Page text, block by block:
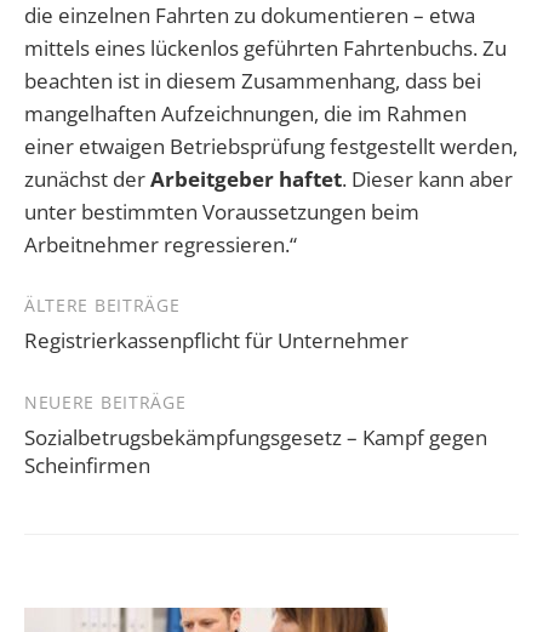
die einzelnen Fahrten zu dokumentieren – etwa
mittels eines lückenlos geführten Fahrtenbuchs. Zu
beachten ist in diesem Zusammenhang, dass bei
mangelhaften Aufzeichnungen, die im Rahmen
einer etwaigen Betriebsprüfung festgestellt werden,
zunächst derArbeitgeber haftet. Dieser kann aber
unter bestimmten Voraussetzungen beim
Arbeitnehmer regressieren.“
Beitragsnavigation
ÄLTERE BEITRÄGE
Registrierkassenpflicht für Unternehmer
NEUERE BEITRÄGE
Sozialbetrugsbekämpfungsgesetz – Kampf gegen
Scheinfirmen